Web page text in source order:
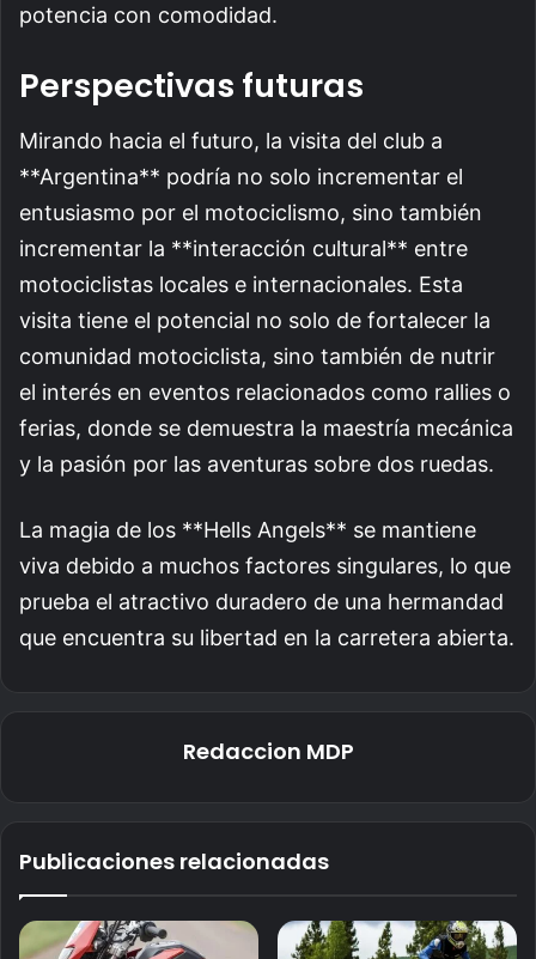
potencia con comodidad.
Perspectivas futuras
Mirando hacia el futuro, la visita del club a
**Argentina** podría no solo incrementar el
entusiasmo por el motociclismo, sino también
incrementar la **interacción cultural** entre
motociclistas locales e internacionales. Esta
visita tiene el potencial no solo de fortalecer la
comunidad motociclista, sino también de nutrir
el interés en eventos relacionados como rallies o
ferias, donde se demuestra la maestría mecánica
y la pasión por las aventuras sobre dos ruedas.
La magia de los **Hells Angels** se mantiene
viva debido a muchos factores singulares, lo que
prueba el atractivo duradero de una hermandad
que encuentra su libertad en la carretera abierta.
Redaccion MDP
Publicaciones relacionadas